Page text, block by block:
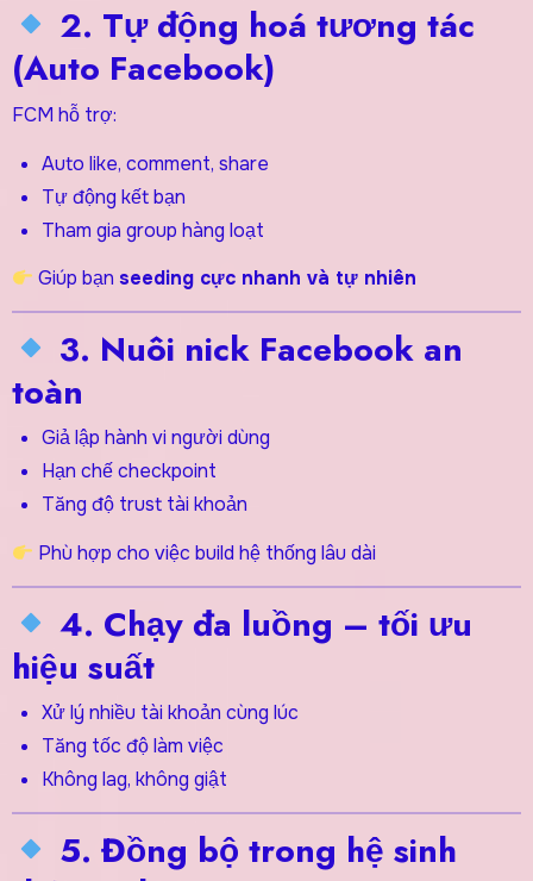
2. Tự động hoá tương tác
(Auto Facebook)
FCM hỗ trợ:
Auto like, comment, share
Tự động kết bạn
Tham gia group hàng loạt
Giúp bạn seeding cực nhanh và tự nhiên
3. Nuôi nick Facebook an
toàn
Giả lập hành vi người dùng
Hạn chế checkpoint
Tăng độ trust tài khoản
Phù hợp cho việc build hệ thống lâu dài
4. Chạy đa luồng – tối ưu
hiệu suất
Xử lý nhiều tài khoản cùng lúc
Tăng tốc độ làm việc
Không lag, không giật
5. Đồng bộ trong hệ sinh